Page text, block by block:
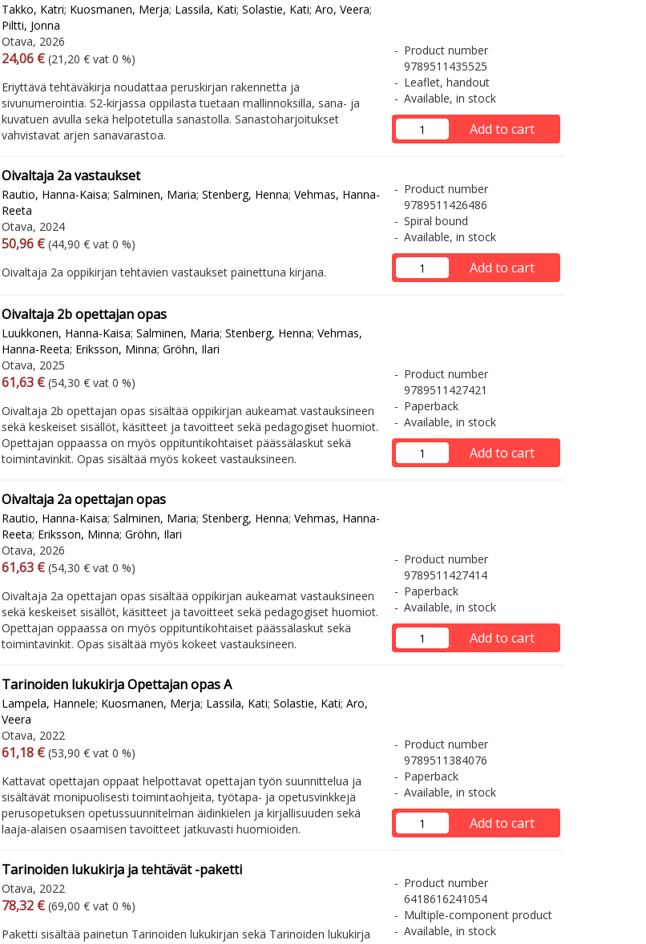
Takko, Katri; Kuosmanen, Merja; Lassila, Kati; Solastie, Kati; Aro, Veera;
Piltti, Jonna
Otava, 2026
Arvonlisäverollinen hinta
24,06 € Excl. vat
(21,20 € vat 0 %)
Eriyttävä tehtäväkirja noudattaa peruskirjan rakennetta ja
sivunumerointia. S2-kirjassa oppilasta tuetaan mallinnoksilla, sana- ja
kuvatuen avulla sekä helpotetulla sanastolla. Sanastoharjoitukset
vahvistavat arjen sanavarastoa.
Product number
9789511435525
Leaflet, handout
Available, in stock
Add to cart
Oivaltaja 2a vastaukset
Rautio, Hanna-Kaisa; Salminen, Maria; Stenberg, Henna; Vehmas, Hanna-
Reeta
Otava, 2024
Arvonlisäverollinen hinta
50,96 € Excl. vat
(44,90 € vat 0 %)
Oivaltaja 2a oppikirjan tehtävien vastaukset painettuna kirjana.
Product number
9789511426486
Spiral bound
Available, in stock
Add to cart
Oivaltaja 2b opettajan opas
Luukkonen, Hanna-Kaisa; Salminen, Maria; Stenberg, Henna; Vehmas,
Hanna-Reeta; Eriksson, Minna; Gröhn, Ilari
Otava, 2025
Arvonlisäverollinen hinta
61,63 € Excl. vat
(54,30 € vat 0 %)
Oivaltaja 2b opettajan opas sisältää oppikirjan aukeamat vastauksineen
sekä keskeiset sisällöt, käsitteet ja tavoitteet sekä pedagogiset huomiot.
Opettajan oppaassa on myös oppituntikohtaiset päässälaskut sekä
toimintavinkit. Opas sisältää myös kokeet vastauksineen.
Product number
9789511427421
Paperback
Available, in stock
Add to cart
Oivaltaja 2a opettajan opas
Rautio, Hanna-Kaisa; Salminen, Maria; Stenberg, Henna; Vehmas, Hanna-
Reeta; Eriksson, Minna; Gröhn, Ilari
Otava, 2026
Arvonlisäverollinen hinta
61,63 € Excl. vat
(54,30 € vat 0 %)
Oivaltaja 2a opettajan opas sisältää oppikirjan aukeamat vastauksineen
sekä keskeiset sisällöt, käsitteet ja tavoitteet sekä pedagogiset huomiot.
Opettajan oppaassa on myös oppituntikohtaiset päässälaskut sekä
toimintavinkit. Opas sisältää myös kokeet vastauksineen.
Product number
9789511427414
Paperback
Available, in stock
Add to cart
Tarinoiden lukukirja Opettajan opas A
Lampela, Hannele; Kuosmanen, Merja; Lassila, Kati; Solastie, Kati; Aro,
Veera
Otava, 2022
Arvonlisäverollinen hinta
61,18 € Excl. vat
(53,90 € vat 0 %)
Kattavat opettajan oppaat helpottavat opettajan työn suunnittelua ja
sisältävät monipuolisesti toimintaohjeita, työtapa- ja opetusvinkkejä
perusopetuksen opetussuunnitelman äidinkielen ja kirjallisuuden sekä
laaja-alaisen osaamisen tavoitteet jatkuvasti huomioiden.
Product number
9789511384076
Paperback
Available, in stock
Add to cart
Tarinoiden lukukirja ja tehtävät -paketti
Otava, 2022
Arvonlisäverollinen hinta
78,32 € Excl. vat
(69,00 € vat 0 %)
Paketti sisältää painetun Tarinoiden lukukirjan sekä Tarinoiden lukukirja
Product number
6418616241054
Multiple-component product
Available, in stock